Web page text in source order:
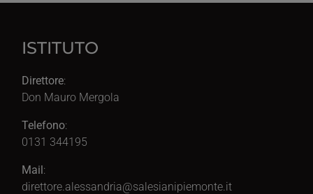
ISTITUTO
Direttore:
Don Mauro Mergola
Telefono:
0131 344195
Mail:
direttore.alessandria@salesianipiemonte.it